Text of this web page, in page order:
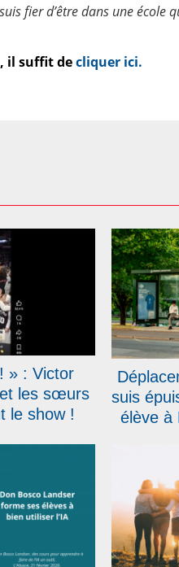
fier d’être dans une école
il suffit decliquer ici.
» : Victor
les sœurs
le show !
suis
élève à